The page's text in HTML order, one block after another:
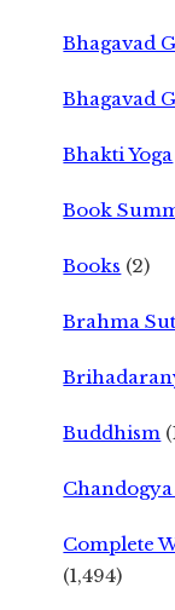
Bhagavad
Bhagavad
Bhakti Yoga
Book
Books (2)
Brahma
Buddhism
Complete
(1,494)